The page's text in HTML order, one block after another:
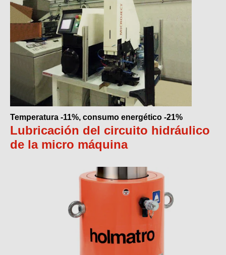
Temperatura -11%, consumo energético -21%
Lubricación del circuito hidráulico
de la micro máquina